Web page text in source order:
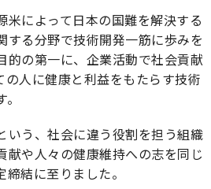
米によって日本の国難を解決する
する分野で技術開発一筋に歩みを
的の第一に、企業活動で社会貢献
の人に健康と利益をもたらす技術
いう、社会に違う役割を担う組織
献や人々の健康維持への志を同じ
結に至りました。